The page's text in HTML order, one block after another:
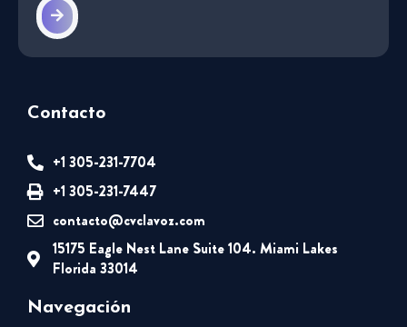
Contacto
+1 305-231-7704
+1 305-231-7447
contacto@cvclavoz.com
15175 Eagle Nest Lane Suite 104. Miami Lakes
Florida 33014
Navegación